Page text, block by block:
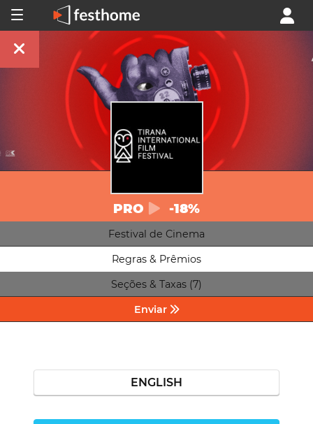
PRO -18%
Festival de Cinema
Regras & Prêmios
Seções & Taxas (7)
Enviar
ENGLISH